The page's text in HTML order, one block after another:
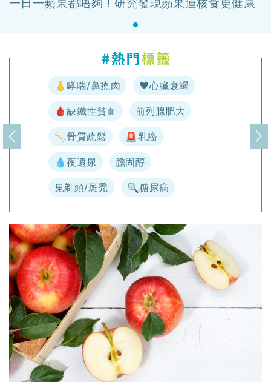
一日一蘋果都唔夠！研究發現蘋果連核食更健康
👃哮喘/鼻瘜肉 ♥️心臟衰竭
🩸缺鐵性貧血 前列腺肥大
🦴骨質疏鬆 🚨乳癌
💧夜遺尿 膽固醇
鬼剃頭/斑禿 🔍糖尿病
上一頁 下